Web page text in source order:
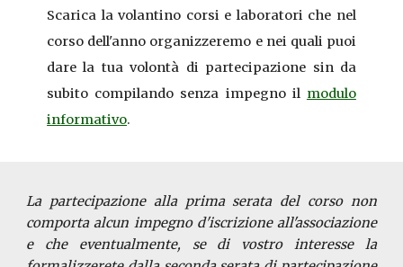
Scarica lavolantino corsi e laboratoriche nel
corso dell'anno organizzeremo e nei quali puoi
dare la tua volontà di partecipazione sin da
subito compilando senza impegno il modulo
informativo.
La partecipazione alla prima serata del corso non
comporta alcun impegno d'iscrizione all'associazione
e che eventualmente, se di vostro interesse la